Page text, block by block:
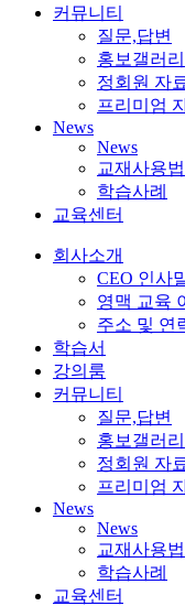
커뮤니티
질문,답변
홍보갤러리
정회원 자
프리미엄
News
News
교재사용법
학습사례
교육센터
회사소개
CEO 인사
영맥 교육
주소 및 연
학습서
강의룸
커뮤니티
질문,답변
홍보갤러리
정회원 자
프리미엄
News
News
교재사용법
학습사례
교육센터